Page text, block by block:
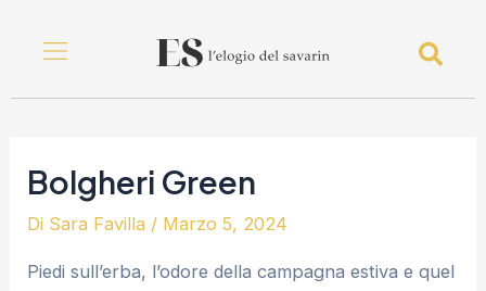
Menu
Bolgheri Green
Di Sara Favilla / Marzo 5, 2024
Piedi sull’erba, l’odore della campagna estiva e quel